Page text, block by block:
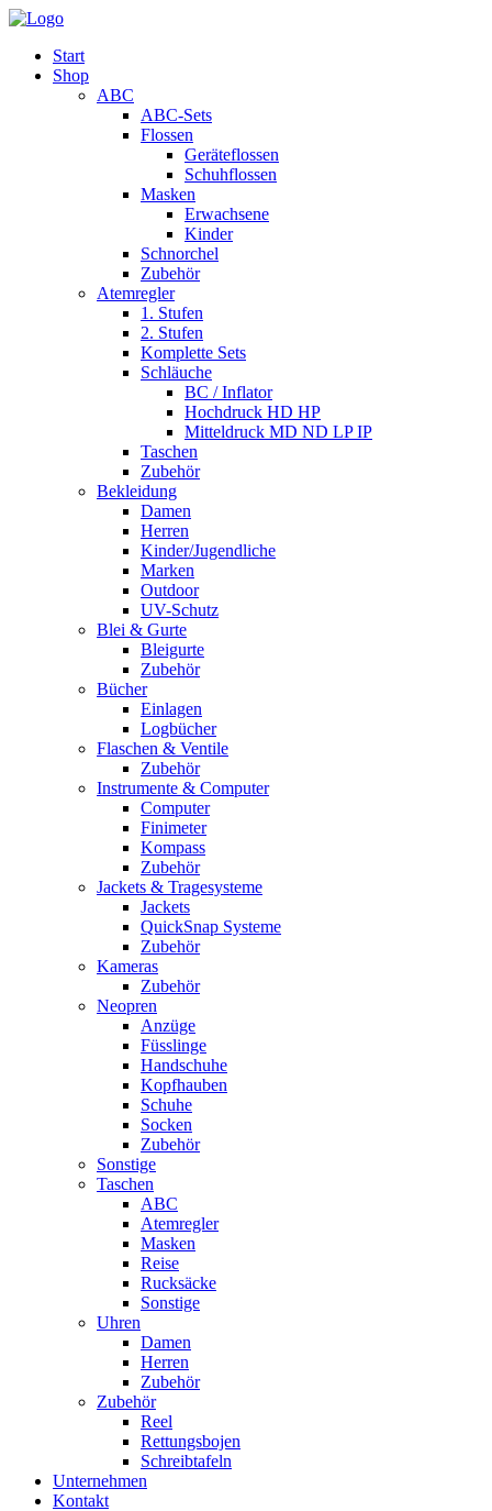
Start
Shop
ABC
ABC-Sets
Flossen
Geräteflossen
Schuhflossen
Masken
Erwachsene
Kinder
Schnorchel
Zubehör
Atemregler
1. Stufen
2. Stufen
Komplette Sets
Schläuche
BC / Inflator
Hochdruck HD HP
Mitteldruck MD ND LP IP
Taschen
Zubehör
Bekleidung
Damen
Herren
Kinder/Jugendliche
Marken
Outdoor
UV-Schutz
Blei & Gurte
Bleigurte
Zubehör
Bücher
Einlagen
Logbücher
Flaschen & Ventile
Zubehör
Instrumente & Computer
Computer
Finimeter
Kompass
Zubehör
Jackets & Tragesysteme
Jackets
QuickSnap Systeme
Zubehör
Kameras
Zubehör
Neopren
Anzüge
Füsslinge
Handschuhe
Kopfhauben
Schuhe
Socken
Zubehör
Sonstige
Taschen
ABC
Atemregler
Masken
Reise
Rucksäcke
Sonstige
Uhren
Damen
Herren
Zubehör
Zubehör
Reel
Rettungsbojen
Schreibtafeln
Unternehmen
Kontakt